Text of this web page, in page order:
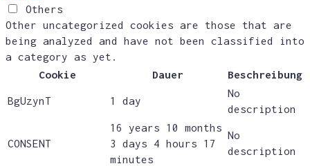
Others
Other uncategorized cookies are those that are
being analyzed and have not been classified into
a category as yet.
Cookie
Dauer Beschreibung
BgUzynT 1 day
No
description
CONSENT
16 years 10 months
3 days 4 hours 17
minutes
No
description